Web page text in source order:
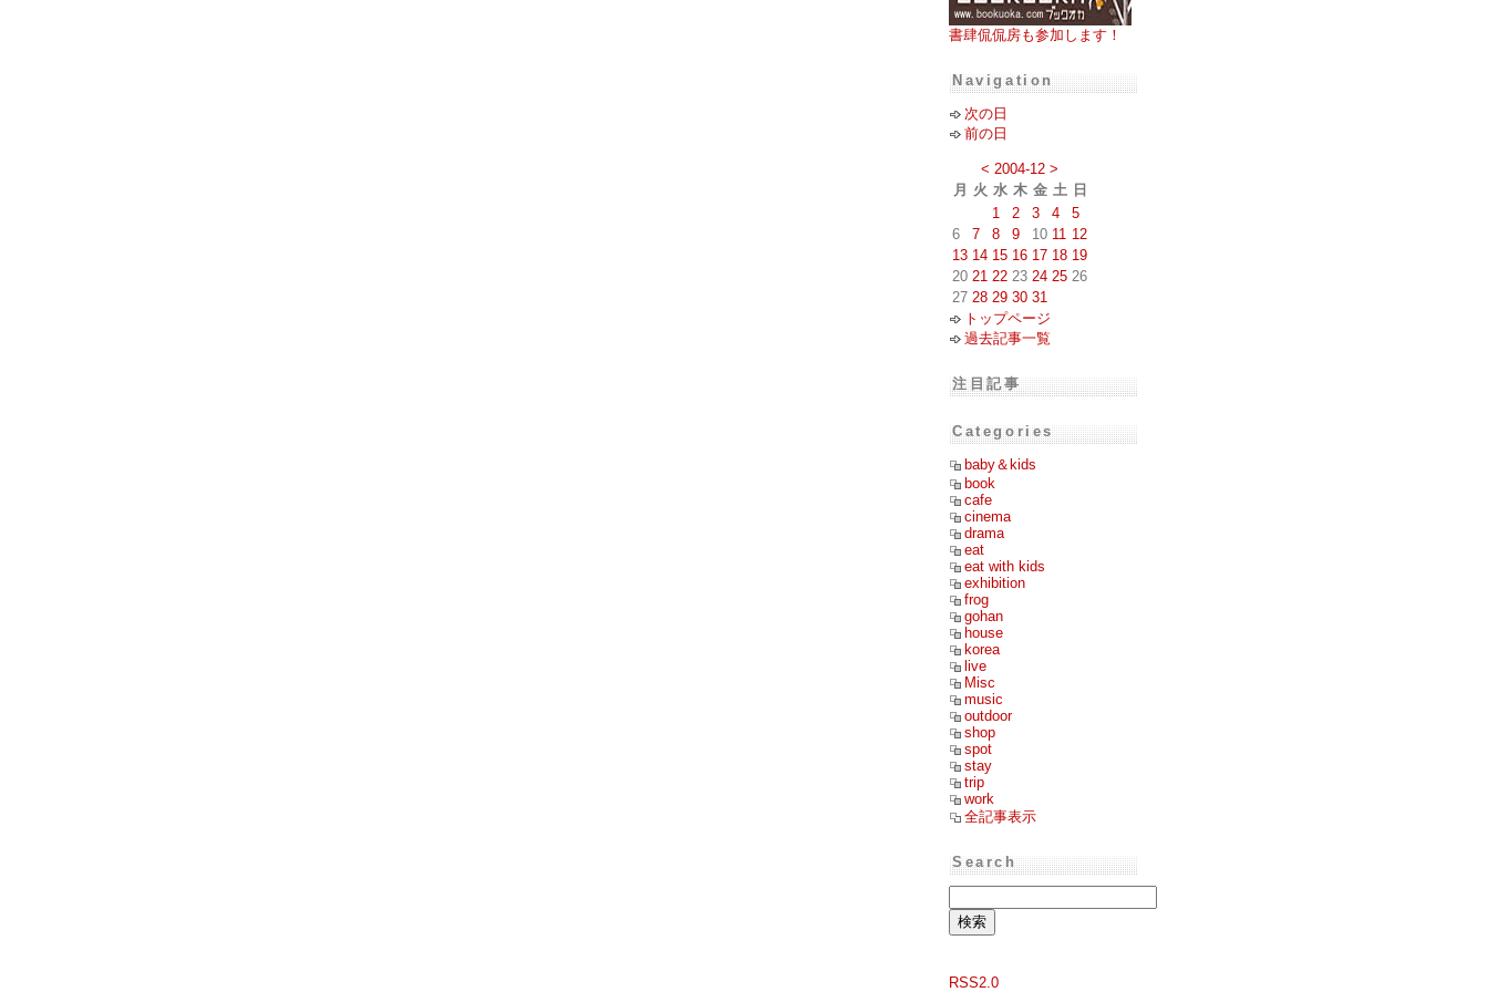
書肆侃侃房も参加します！
Navigation
次の日
前の日
< 2004-12 >
月
火 水 木 金 土 日
1
2 3 4
5
6
7 8 9 10 11 12
13 14 15 16 17 18 19
20 21 22 23 24 25 26
27 28 29 30 31
トップページ
過去記事一覧
注目記事
Categories
baby＆kids
book
cafe
cinema
drama
eat
eat with kids
exhibition
frog
gohan
house
korea
live
Misc
music
outdoor
shop
spot
stay
trip
work
全記事表示
Search
RSS2.0